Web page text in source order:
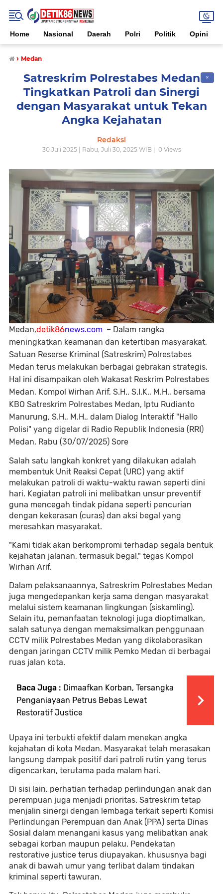
Home Nasional Daerah Polri Politik Opini
› Medan
✕
Satreskrim Polrestabes Medan
Tingkatkan Patroli dan Sinergi
dengan Masyarakat untuk Tekan
Angka Kejahatan
Redaksi
30 Juli 2025 | Rabu, Juli 30, 2025 WIB | 0Views
Medan,detik86news.com – Dalam rangka
meningkatkan keamanan dan ketertiban masyarakat,
Satuan Reserse Kriminal (Satreskrim) Polrestabes
Medan terus melakukan berbagai gebrakan strategis.
Hal ini disampaikan oleh Wakasat Reskrim Polrestabes
Medan, Kompol Wirhan Arif, S.H., S.I.K., M.H., bersama
KBO Satreskrim Polrestabes Medan, Iptu Rudianto
Manurung, S.H., M.H., dalam Dialog Interaktif "Hallo
Polisi" yang digelar di Radio Republik Indonesia (RRI)
Medan, Rabu (30/07/2025) Sore
Salah satu langkah konkret yang dilakukan adalah
membentuk Unit Reaksi Cepat (URC) yang aktif
melakukan patroli di waktu-waktu rawan seperti dini
hari. Kegiatan patroli ini melibatkan unsur preventif
guna mencegah tindak pidana seperti pencurian
dengan kekerasan (curas) dan aksi begal yang
meresahkan masyarakat.
"Kami tidak akan berkompromi terhadap segala bentuk
kejahatan jalanan, termasuk begal," tegas Kompol
Wirhan Arif.
Dalam pelaksanaannya, Satreskrim Polrestabes Medan
juga mengedepankan kerja sama dengan masyarakat
melalui sistem keamanan lingkungan (siskamling).
Selain itu, pemanfaatan teknologi juga dioptimalkan,
salah satunya dengan memaksimalkan penggunaan
CCTV milik Polrestabes Medan yang dikolaborasikan
dengan jaringan CCTV milik Pemko Medan di berbagai
ruas jalan kota.
Baca Juga : Dimaafkan Korban, Tersangka
Penganiayaan Petrus Bebas Lewat
Restoratif Justice
Upaya ini terbukti efektif dalam menekan angka
kejahatan di kota Medan. Masyarakat telah merasakan
langsung dampak positif dari patroli rutin yang terus
digencarkan, terutama pada malam hari.
Di sisi lain, perhatian terhadap perlindungan anak dan
perempuan juga menjadi prioritas. Satreskrim tetap
menjalin sinergi dengan lembaga terkait seperti Komisi
Perlindungan Perempuan dan Anak (PPA) serta Dinas
Sosial dalam menangani kasus yang melibatkan anak
sebagai korban maupun pelaku. Pendekatan
restorative justice terus diupayakan, khususnya bagi
anak di bawah umur yang terlibat dalam tindakan
kriminal seperti tawuran.